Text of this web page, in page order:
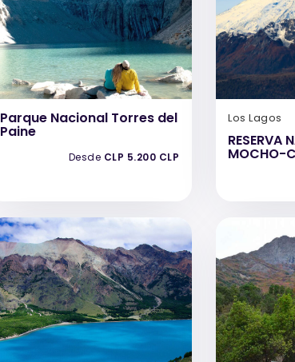
Parque Nacional Torres del
Paine
Desde CLP 5.200 CLP
Los Lagos
RESERVA
MOCHO-